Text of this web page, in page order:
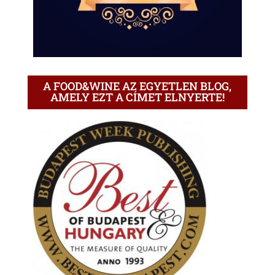
A FOOD&WINE AZ EGYETLEN BLOG,
AMELY EZT A CÍMET ELNYERTE!